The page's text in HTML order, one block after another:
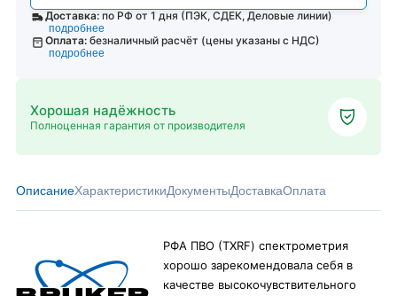
Доставка: по РФ от 1 дня (ПЭК, СДЕК, Деловые линии)
подробнее
Оплата: безналичный расчёт (цены указаны с НДС)
подробнее
Хорошая надёжность
Полноценная гарантия от производителя
ОписаниеХарактеристикиДокументыДоставкаОплата
РФА ПВО (TXRF) спектрометрия
хорошо зарекомендовала себя в
качестве высокочувствительного